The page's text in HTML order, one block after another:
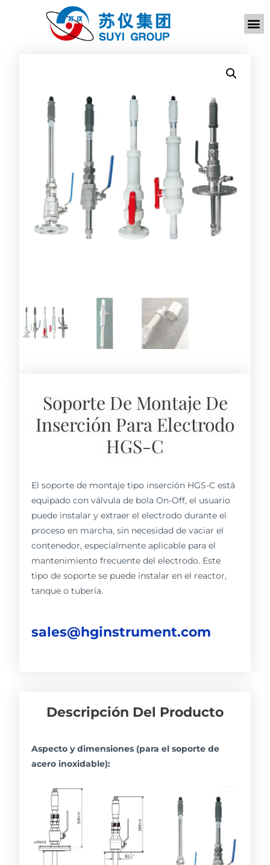
Soporte De Montaje De
Inserción Para Electrodo
HGS-C
El soporte de montaje tipo inserción HGS-C está
equipado con válvula de bola On-Off, el usuario
puede instalar y extraer el electrodo durante el
proceso en marcha, sin necesidad de vaciar el
contenedor, especialmente aplicable para el
mantenimiento frecuente del electrodo. Este
tipo de soporte se puede instalar en el reactor,
tanque o tubería.
sales@hginstrument.com
Descripción Del Producto
Aspecto y dimensiones (para el soporte de
acero inoxidable):